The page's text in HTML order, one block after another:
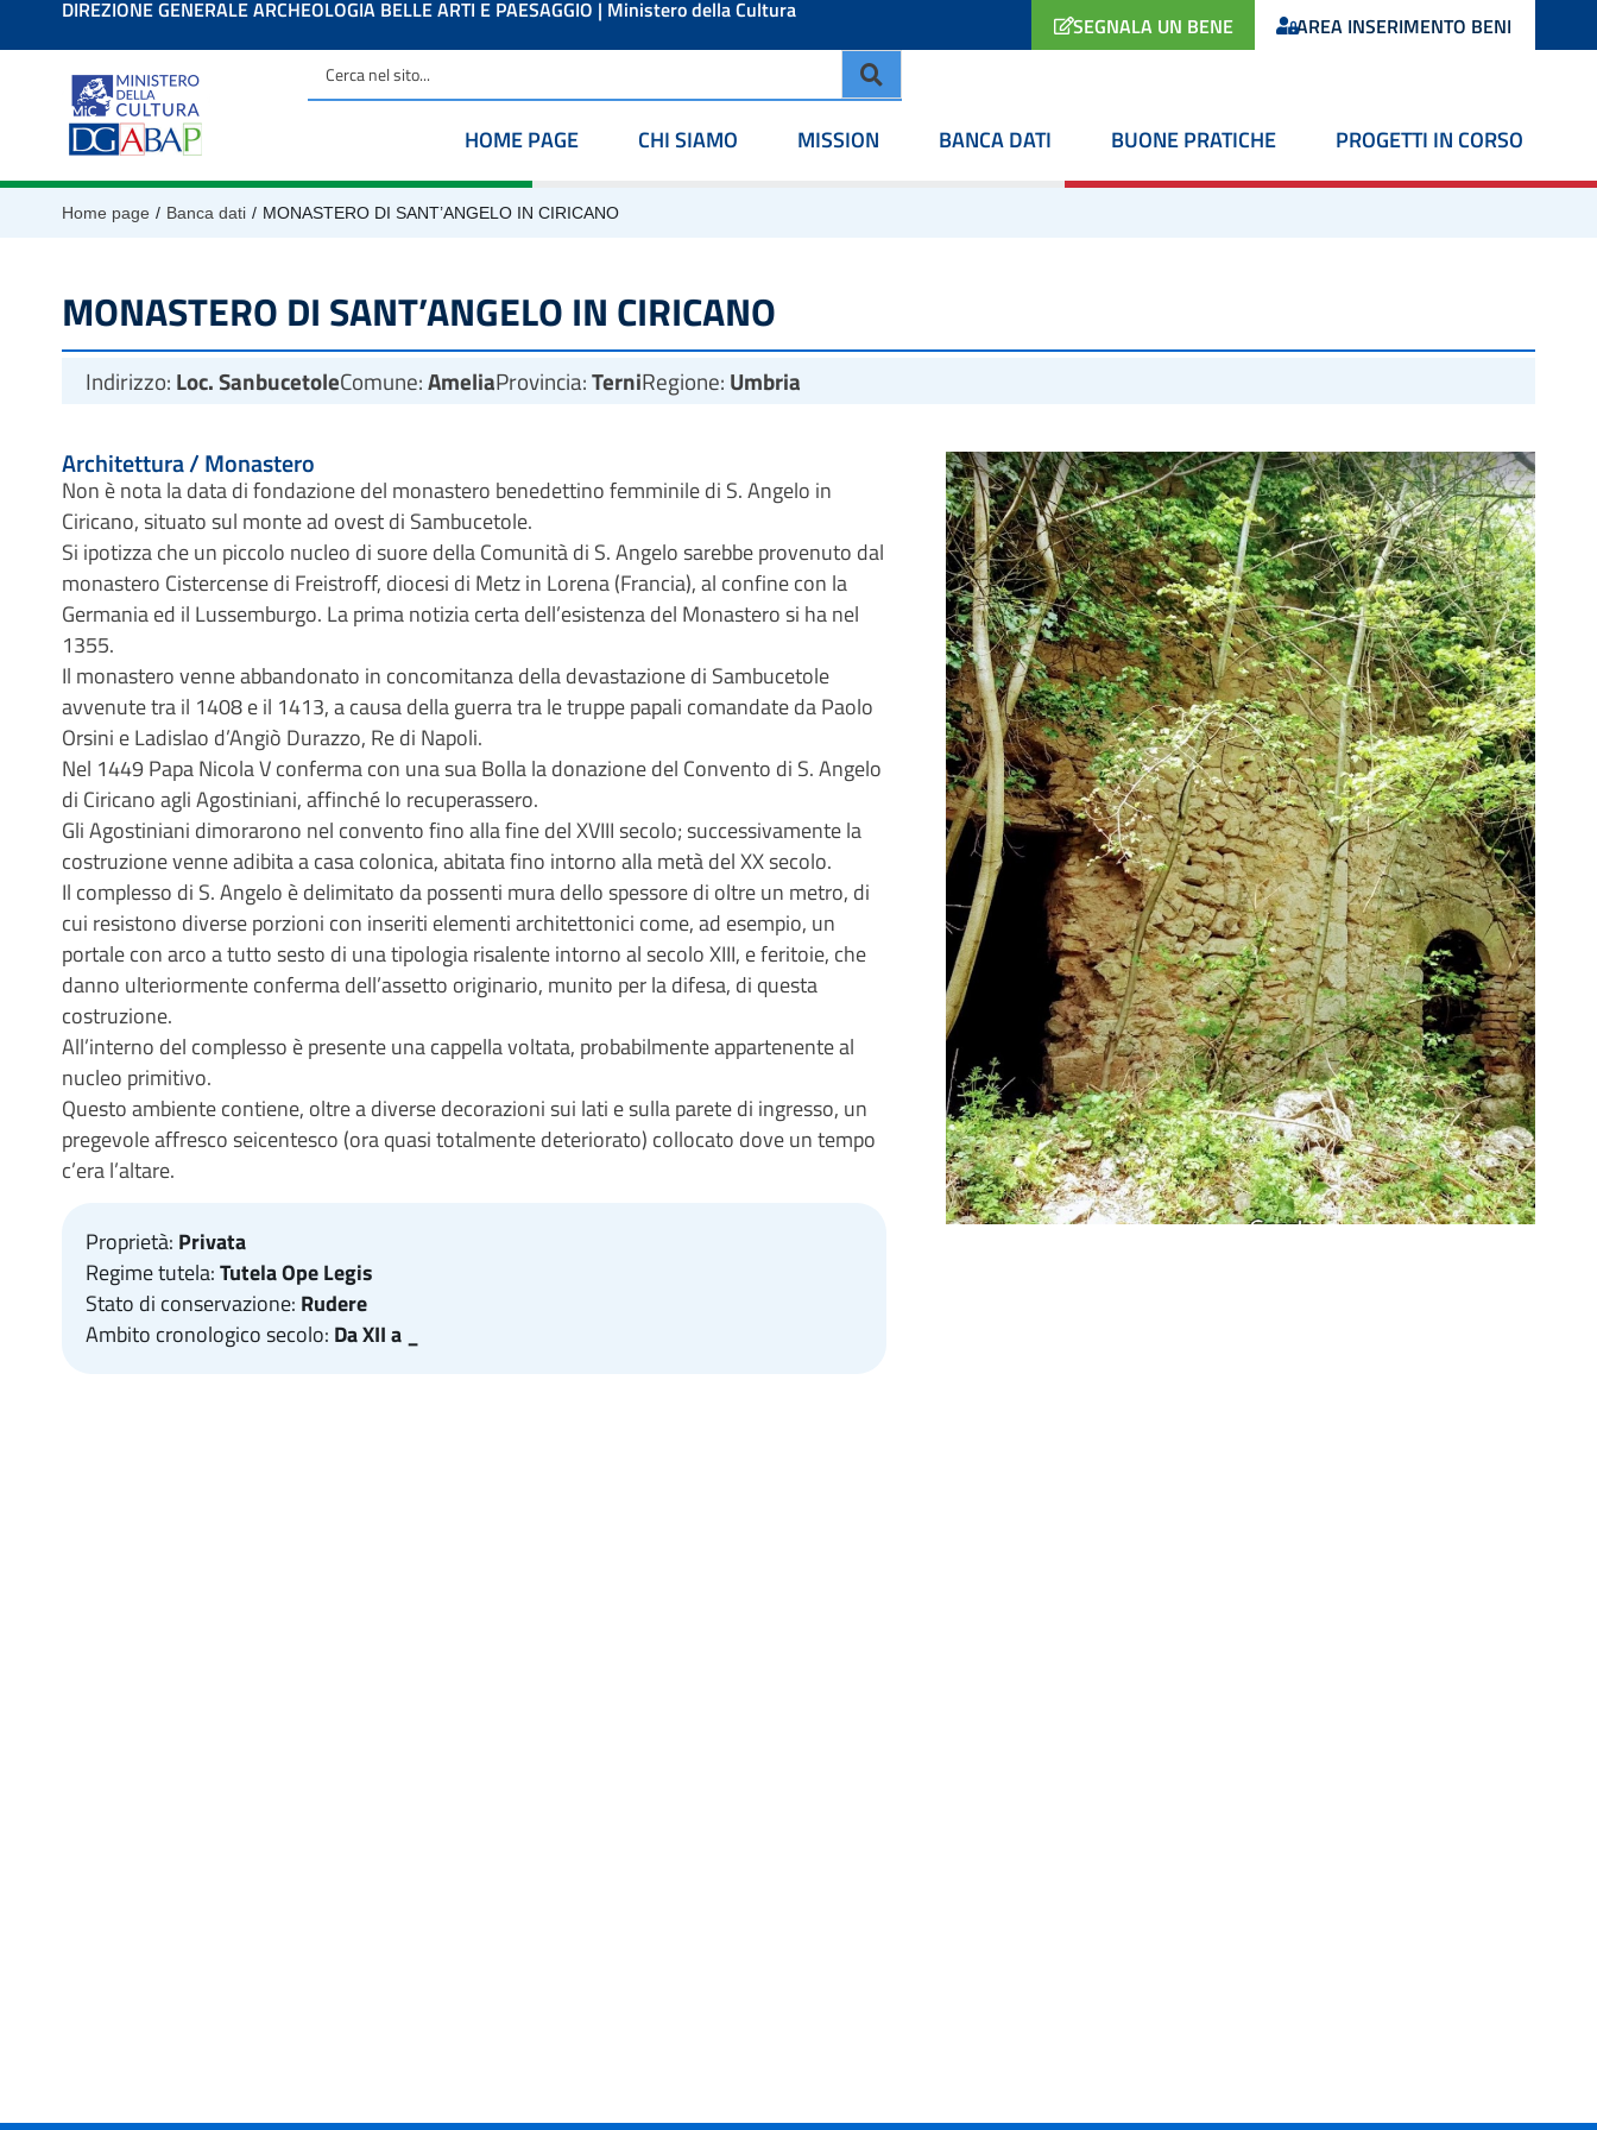
contenutoDIREZIONE GENERALE ARCHEOLOGIA BELLE ARTI E PAESAGGIO | Ministero della Cultura
SEGNALA UN BENE AREA INSERIMENTO BENI
HOME PAGE CHI SIAMO MISSION BANCA DATI BUONE PRATICHE PROGETTI IN CORSO
Home page / Banca dati / MONASTERO DI SANT’ANGELO IN CIRICANO
MONASTERO DI SANT’ANGELO IN CIRICANO
Indirizzo: Loc. SanbucetoleComune:AmeliaProvincia:TerniRegione: Umbria
Architettura / Monastero
Non è nota la data di fondazione del monastero benedettino femminile di S. Angelo in
Ciricano, situato sul monte ad ovest di Sambucetole.
Si ipotizza che un piccolo nucleo di suore della Comunità di S. Angelo sarebbe provenuto dal
monastero Cistercense di Freistroff, diocesi di Metz in Lorena (Francia), al confine con la
Germania ed il Lussemburgo. La prima notizia certa dell’esistenza del Monastero si ha nel
1355.
Il monastero venne abbandonato in concomitanza della devastazione di Sambucetole
avvenute tra il 1408 e il 1413, a causa della guerra tra le truppe papali comandate da Paolo
Orsini e Ladislao d’Angiò Durazzo, Re di Napoli.
Nel 1449 Papa Nicola V conferma con una sua Bolla la donazione del Convento di S. Angelo
di Ciricano agli Agostiniani, affinché lo recuperassero.
Gli Agostiniani dimorarono nel convento fino alla fine del XVIII secolo; successivamente la
costruzione venne adibita a casa colonica, abitata fino intorno alla metà del XX secolo.
Il complesso di S. Angelo è delimitato da possenti mura dello spessore di oltre un metro, di
cui resistono diverse porzioni con inseriti elementi architettonici come, ad esempio, un
portale con arco a tutto sesto di una tipologia risalente intorno al secolo XIII, e feritoie, che
danno ulteriormente conferma dell’assetto originario, munito per la difesa, di questa
costruzione.
All’interno del complesso è presente una cappella voltata, probabilmente appartenente al
nucleo primitivo.
Questo ambiente contiene, oltre a diverse decorazioni sui lati e sulla parete di ingresso, un
pregevole affresco seicentesco (ora quasi totalmente deteriorato) collocato dove un tempo
c’era l’altare.
Proprietà: Privata
Regime tutela:Tutela Ope Legis
Stato di conservazione: Rudere
Ambito cronologico secolo: Da XII a _